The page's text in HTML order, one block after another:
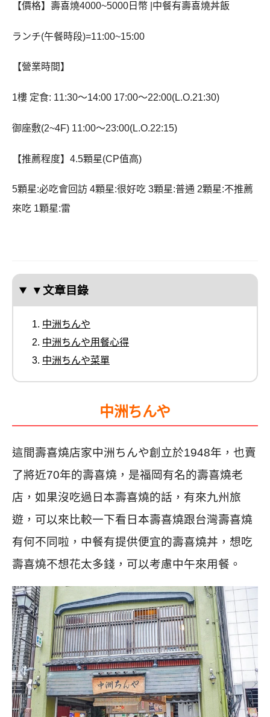
【價格】壽喜燒4000~5000日幣 |中餐有壽喜燒丼飯
ランチ(午餐時段)=11:00~15:00
【營業時間】
1樓 定食: 11:30～14:00 17:00～22:00(L.O.21:30)
御座敷(2~4F) 11:00～23:00(L.O.22:15)
【推薦程度】4.5顆星(CP值高)
5顆星:必吃會回訪 4顆星:很好吃 3顆星:普通 2顆星:不推薦
來吃 1顆星:雷
▼文章目錄
中洲ちんや
中洲ちんや用餐心得
中洲ちんや菜單
中洲ちんや
這間壽喜燒店家中洲ちんや創立於1948年，也賣
了將近70年的壽喜燒，是福岡有名的壽喜燒老
店，如果沒吃過日本壽喜燒的話，有來九州旅
遊，可以來比較一下看日本壽喜燒跟台灣壽喜燒
有何不同啦，中餐有提供便宜的壽喜燒丼，想吃
壽喜燒不想花太多錢，可以考慮中午來用餐。